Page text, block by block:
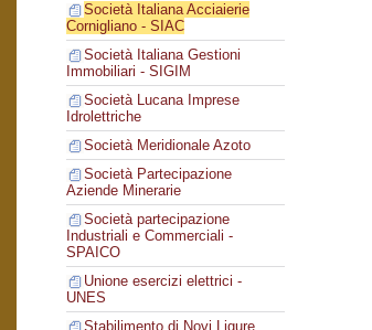
Società Italiana Acciaierie
Cornigliano - SIAC
Società Italiana Gestioni
Immobiliari - SIGIM
Società Lucana Imprese
Idrolettriche
Società Meridionale Azoto
Società Partecipazione
Aziende Minerarie
Società partecipazione
Industriali e Commerciali -
SPAICO
Unione esercizi elettrici -
UNES
Stabilimento di Novi Ligure